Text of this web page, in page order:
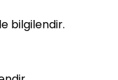
bilgilendir.